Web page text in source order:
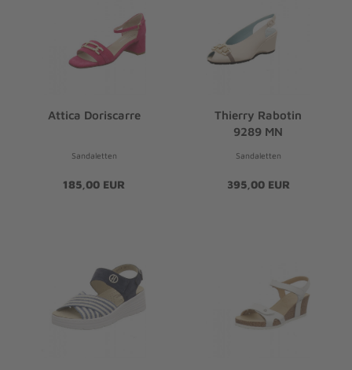
Attica Doriscarre
Sandaletten
185,00 EUR
Thierry Rabotin
9289 MN
Sandaletten
395,00 EUR